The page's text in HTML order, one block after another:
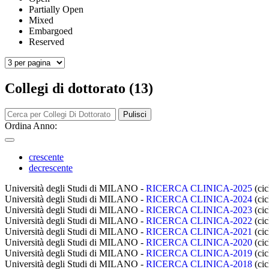
Partially Open
Mixed
Embargoed
Reserved
Collegi di dottorato (13)
Pulisci
Ordina Anno:
crescente
decrescente
Università degli Studi di MILANO - RICERCA CLINICA-2025
Università degli Studi di MILANO - RICERCA CLINICA-2024
Università degli Studi di MILANO - RICERCA CLINICA-2023
Università degli Studi di MILANO - RICERCA CLINICA-2022
Università degli Studi di MILANO - RICERCA CLINICA-2021
Università degli Studi di MILANO - RICERCA CLINICA-2020
Università degli Studi di MILANO - RICERCA CLINICA-2019
Università degli Studi di MILANO - RICERCA CLINICA-2018